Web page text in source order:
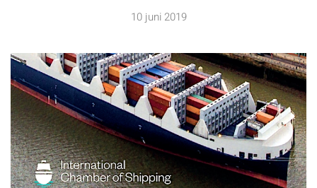
10 juni 2019